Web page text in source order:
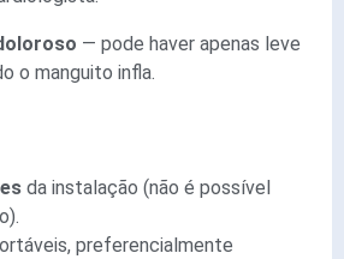
— pode haver apenas leve
o manguito infla.
da instalação (não é possível
preferencialmente